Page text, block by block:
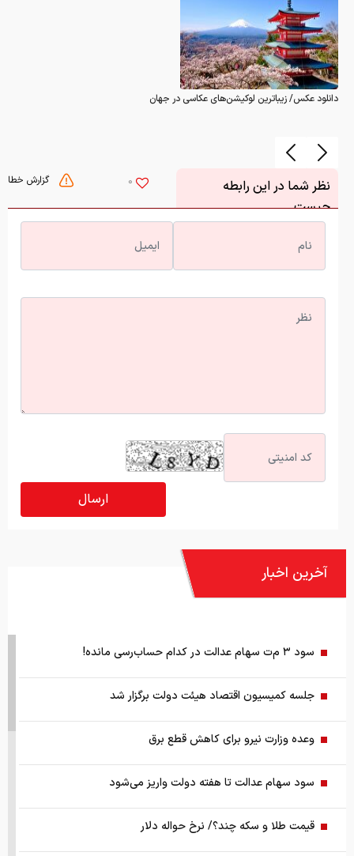
دانلود عکس/ زیباترین لوکیشن‌های عکاسی در جهان
گزارش خطا 0
نظر شما در این رابطه
چیست
آخرین اخبار
سود ۳ م‌ت سهام عدالت در کدام حساب‌رسی‌ مانده!
جلسه کمیسیون اقتصاد هیئت دولت برگزار شد
وعده وزارت نیرو برای کاهش قطع برق
سود سهام عدالت تا هفته دولت واریز می‌شود
قیمت طلا و سکه چند؟/ نرخ حواله دلار